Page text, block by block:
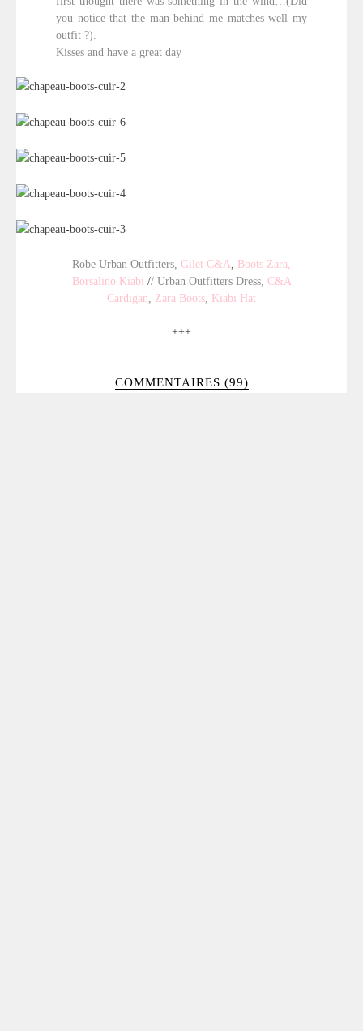
you notice that the man behind me matches well my
outfit ?).
Kisses and have a great day
Robe Urban Outfitters, Gilet C&A, Boots Zara,
Borsalino Kiabi // Urban Outfitters Dress, C&A
Cardigan, Zara Boots, Kiabi Hat
+++
COMMENTAIRES (99)